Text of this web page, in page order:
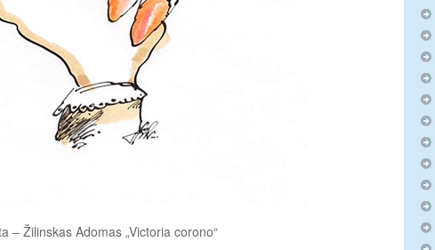
– Žilinskas Adomas „Victoria corono“